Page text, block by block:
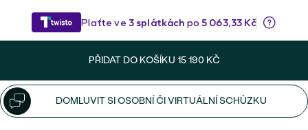
Nejprodávanější
snubní prsteny
DRAHOKAM
DLE MATERIÁLU
ZLATO
PLATINA
S DRAHOKAMY
S LAB-GROWN DIAMANTY
S PERLAMI
CENOVĚ DOSTUPNÉ
LUXUSNÍ
Napište iniciály/text
/ 25 ZNAKŮ
PŘIDAT DO KOŠÍKU 15 190 KČ
DOMLUVIT SI OSOBNÍ ČI VIRTUÁLNÍ SCHŮZKU